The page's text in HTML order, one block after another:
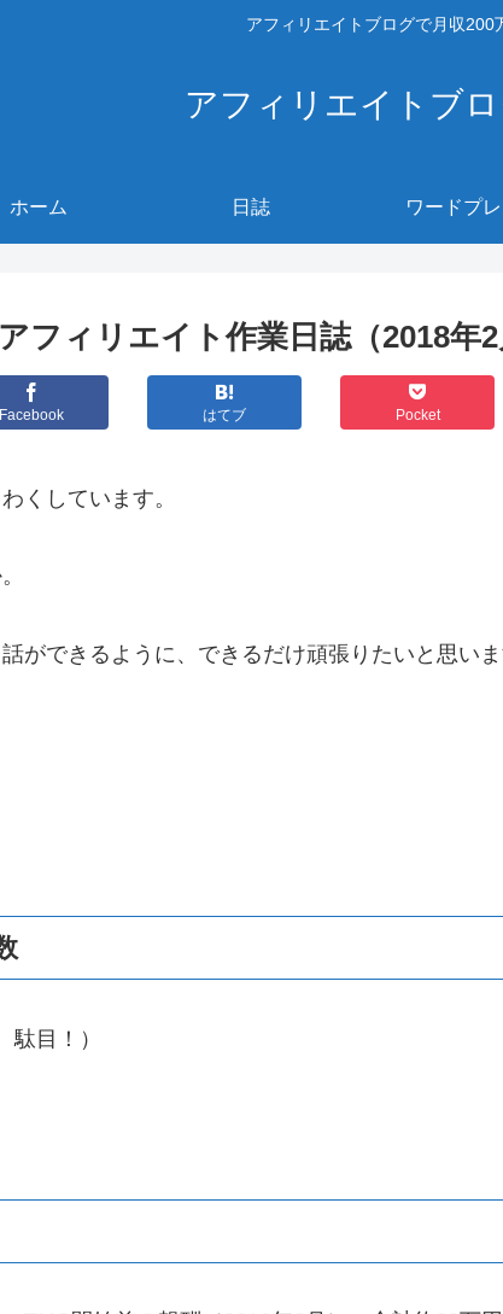
アフィリエイトブログで月収200
アフィリエイトブ
ホーム 日誌 ワードプ
フィリエイト作業日誌（2018年2
Facebook はてブ Pocket
くしています。
ができるように、できるだけ頑張りたいと思いま
目！）